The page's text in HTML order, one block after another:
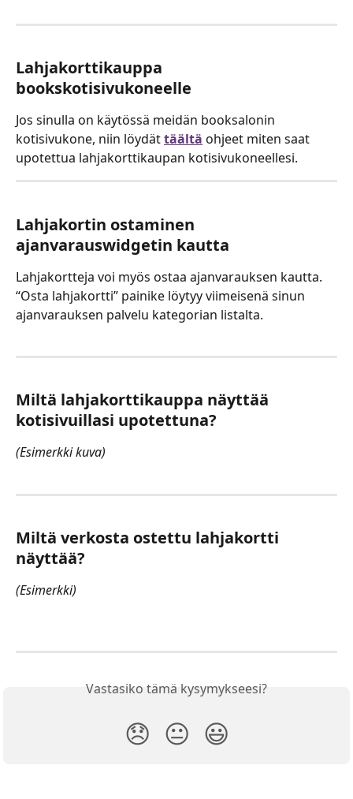
Lahjakorttikauppa
bookskotisivukoneelle
Jos sinulla on käytössä meidän booksalonin
kotisivukone, niin löydät täältä ohjeet miten saat
upotettua lahjakorttikaupan kotisivukoneellesi.
Lahjakortin ostaminen
ajanvarauswidgetin kautta
Lahjakortteja voi myös ostaa ajanvarauksen kautta.
“Osta lahjakortti” painike löytyy viimeisenä sinun
ajanvarauksen palvelu kategorian listalta.
Miltä lahjakorttikauppa näyttää
kotisivuillasi upotettuna?
(Esimerkki kuva)
Miltä verkosta ostettu lahjakortti
näyttää?
(Esimerkki)
Vastasiko tämä kysymykseesi?
😞 😐 😃